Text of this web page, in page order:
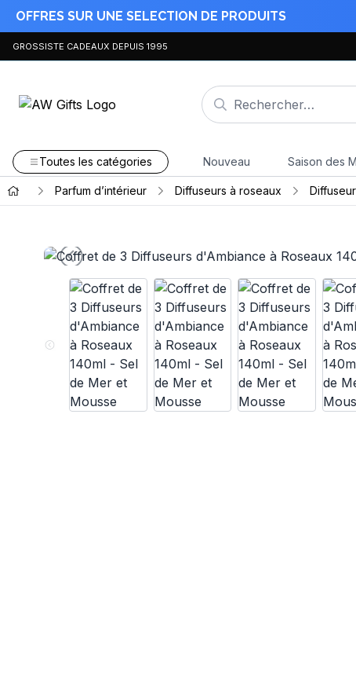
OFFRES SUR UNE SELECTION DE PRODUITS
GROSSISTE CADEAUX DEPUIS 1995
Toutes les catégories Nouveau Saison des
Parfum d’intérieur Diffuseurs à roseaux